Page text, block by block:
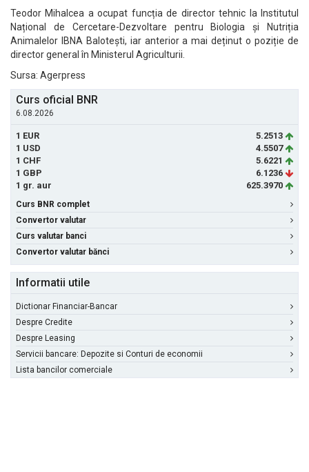
Teodor Mihalcea a ocupat funcția de director tehnic la Institutul
Național de Cercetare-Dezvoltare pentru Biologia și Nutriția
Animalelor IBNA Balotești, iar anterior a mai deținut o poziție de
director general în Ministerul Agriculturii.
Sursa: Agerpress
Curs oficial BNR
6.08.2026
1 EUR
5.2513
1 USD
4.5507
1 CHF
5.6221
1 GBP
6.1236
1 gr. aur
625.3970
Curs BNR complet
Convertor valutar
Curs valutar banci
Convertor valutar bănci
Informatii utile
Dictionar Financiar-Bancar
Despre Credite
Despre Leasing
Servicii bancare: Depozite si Conturi de economii
Lista bancilor comerciale